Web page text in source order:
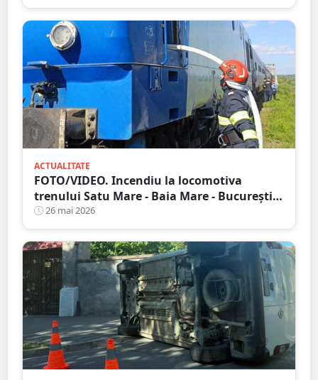
ACTUALITATE
FOTO/VIDEO. Incendiu la locomotiva
trenului Satu Mare - Baia Mare - București.
Au intervenit pompierii din județul vecin
26 mai 2026